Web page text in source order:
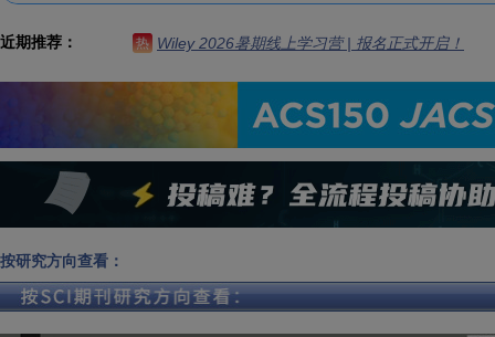
近期推荐： 热 Wiley 2026暑期线上学习营 | 报名正式开启！
按研究方向查看：